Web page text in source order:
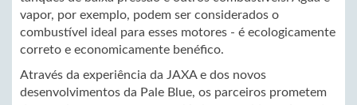
vapor, por exemplo, podem ser considerados o
combustível ideal para esses motores - é ecologicamente
correto e economicamente benéfico.
Através da experiência da JAXA e dos novos
desenvolvimentos da Pale Blue, os parceiros prometem